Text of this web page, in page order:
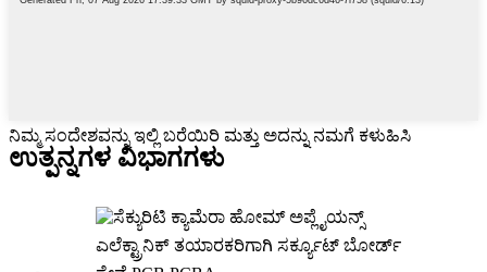
ನಿಮ್ಮ ಸಂದೇಶವನ್ನು ಇಲ್ಲಿ ಬರೆಯಿರಿ ಮತ್ತು ಅದನ್ನು ನಮಗೆ ಕಳುಹಿಸಿ
ಉತ್ಪನ್ನಗಳ ವಿಭಾಗಗಳು